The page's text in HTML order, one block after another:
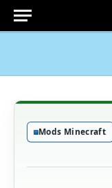
Mods Minecraft